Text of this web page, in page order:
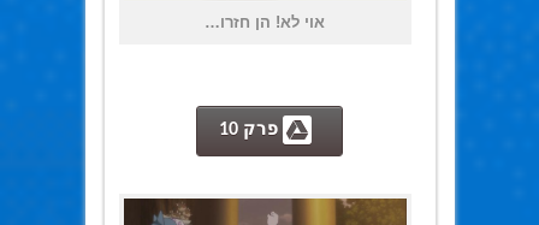
אוי לא! הן חזרו…
פרק 10